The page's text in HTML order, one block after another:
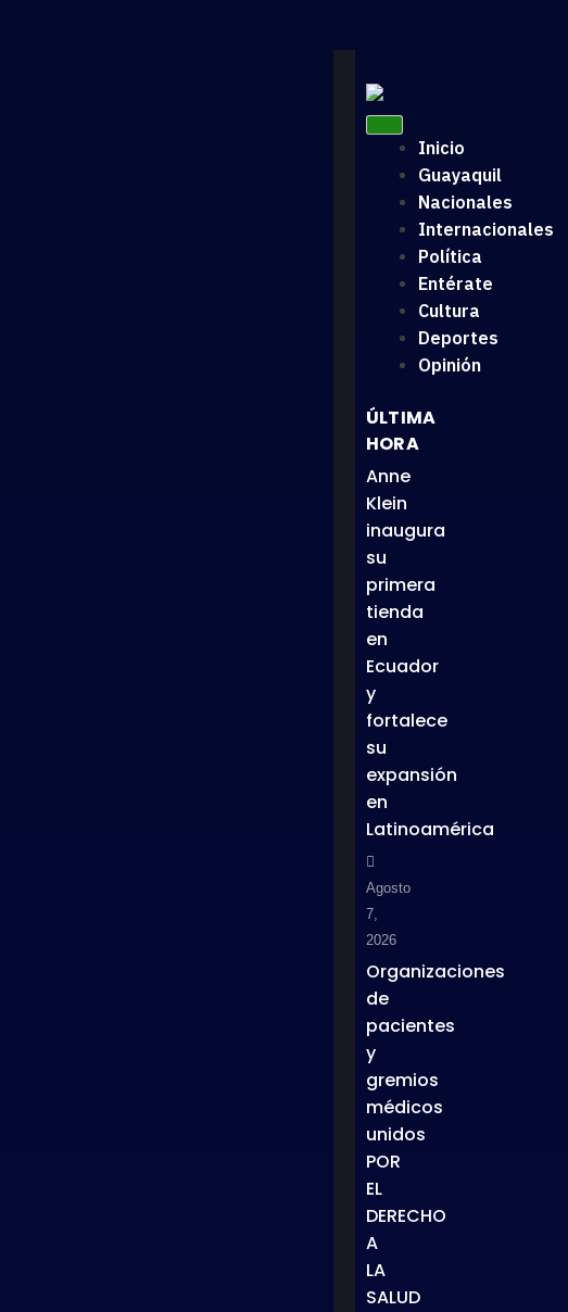
Inicio
Guayaquil
Nacionales
Internacionales
Política
Entérate
Cultura
Deportes
Opinión
ÚLTIMA
HORA
Anne
Klein
inaugura
su
primera
tienda
en
Ecuador
y
fortalece
su
expansión
en
Latinoamérica
Agosto
7,
2026
Organizaciones
de
pacientes
y
gremios
médicos
unidos
POR
EL
DERECHO
A
LA
SALUD